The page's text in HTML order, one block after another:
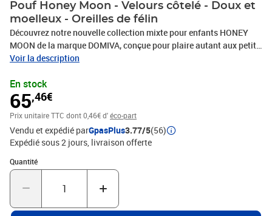
Pouf Honey Moon - Velours côtelé - Doux et
moelleux - Oreilles de félin
Découvrez notre nouvelle collection mixte pour enfants HONEY
MOON de la marque DOMIVA, conçue pour plaire autant aux petits
qu'a leurs parents soucieux de décoration. Nous avons combiné
tendance comme le velours côtelé. Deux imprimés apportent
dynamisme et relief à l'ensemble. Les couleurs douces et
chaleureuses créent un véritable cocon de douceur pour votre
bébé. Notre pouf aux oreilles de félin en velours côtelé allie
élégance et confort, idéal pour la chambre de votre enfant. Doux et
moelleux, il offre un siège ludique et confortable pour les moments
de détente. Offrez-lui un compagnon câlin et stylé des aujourd'hui
!
Voir la description
En stock
65,46€
Prix unitaire TTC dont 0,46€ d'éco-part
Vendu et expédié parGpasPlus3.77/5(56)
Expédié sous 2 jours livraison offerte
Quantité
Quantité : 1